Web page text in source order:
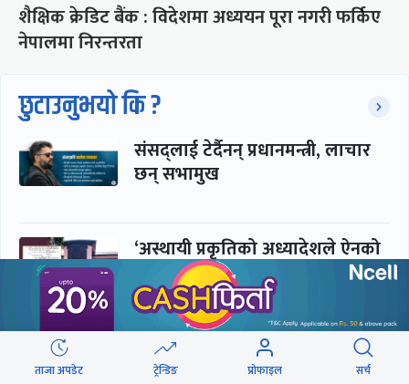
शैक्षिक क्रेडिट बैंक : विदेशमा अध्ययन पूरा नगरी फर्किए
नेपालमा निरन्तरता
छुटाउनुभयो कि ?
संसद्लाई टेर्दैनन् प्रधानमन्त्री, लाचार
छन् सभामुख
‘अस्थायी प्रकृतिको अध्यादेशले ऐनको
व्यवस्था विस्थापित गर्न सक्दैन’
सरकार-प्रसाईं लुकामारी : छिनमै
पक्राउ, तुरुन्तै रिहा
ताजा अपडेट ट्रेन्डिङ प्रोफाइल सर्च